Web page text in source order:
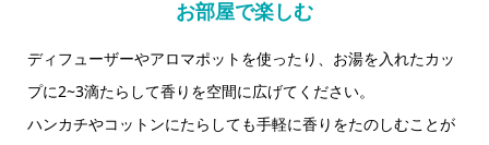
お部屋で楽しむ
ディフューザーやアロマポットを使ったり、 お湯を入れたカッ
プに2~3滴たらして香りを空間に広げてください。
ハンカチやコットンにたらしても手軽に香りをたのしむことが